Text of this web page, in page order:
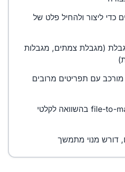
כדי ליצור ולהחיל פלט של
(מגבלת צמתים, מגבלות
עם תפריטים מרובים
תמיכה מוגבלת ב-file-to-map בהשוואה לקלטי
דורש מנוי מתמשך